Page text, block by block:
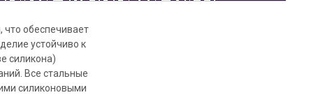
что обеспечивает
устойчиво к
силикона)
Все стальные
силиконовыми